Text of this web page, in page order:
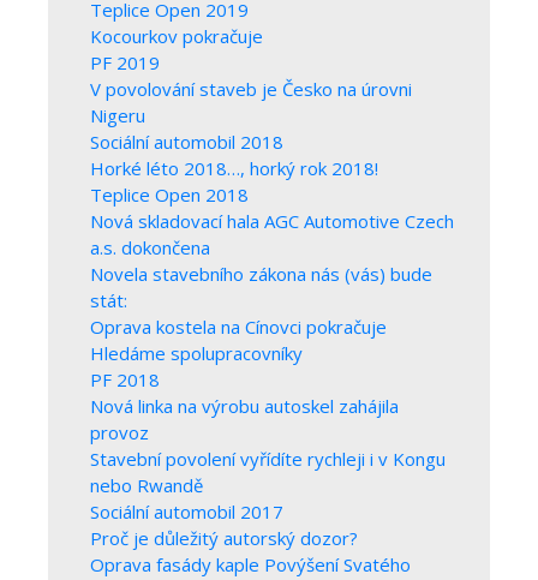
Teplice Open 2019
Kocourkov pokračuje
PF 2019
V povolování staveb je Česko na úrovni
Nigeru
Sociální automobil 2018
Horké léto 2018…, horký rok 2018!
Teplice Open 2018
Nová skladovací hala AGC Automotive Czech
a.s. dokončena
Novela stavebního zákona nás (vás) bude
stát:
Oprava kostela na Cínovci pokračuje
Hledáme spolupracovníky
PF 2018
Nová linka na výrobu autoskel zahájila
provoz
Stavební povolení vyřídíte rychleji i v Kongu
nebo Rwandě
Sociální automobil 2017
Proč je důležitý autorský dozor?
Oprava fasády kaple Povýšení Svatého